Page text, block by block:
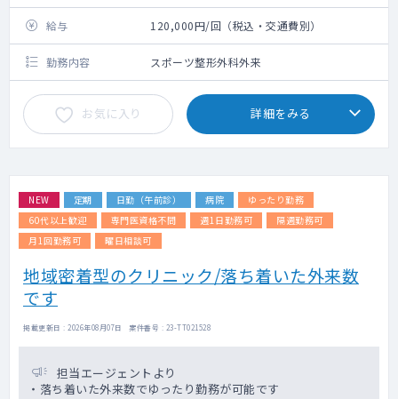
給与 120,000円/回（税込・交通費別）
勤務内容 スポーツ整形外科外来
お気に入り 詳細をみる
NEW 定期 日勤（午前診） 病院
ゆったり勤務
60代以上歓迎
専門医資格不問 週1日勤務可
隔週勤務可
月1回勤務可
曜日相談可
地域密着型のクリニック/落ち着いた外来数
です
掲載更新日 : 2026年08月07日 案件番号 : 23-TT021528
担当エージェントより
・落ち着いた外来数でゆったり勤務が可能です